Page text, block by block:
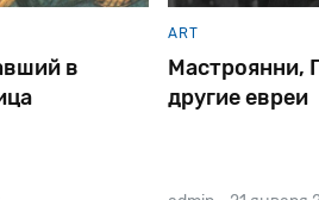
в
ART
Мастроянни,
другие евреи